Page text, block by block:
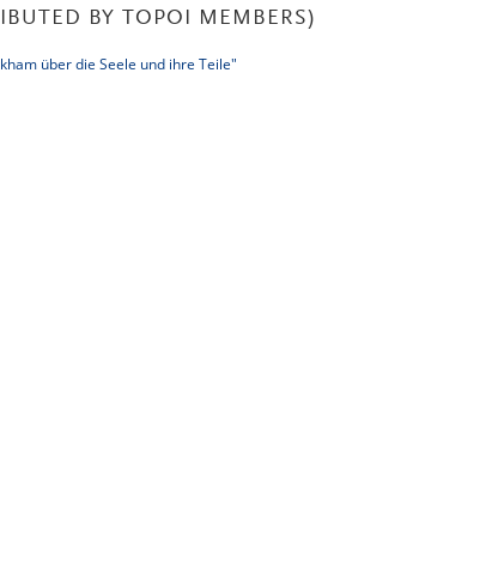
BY TOPOI MEMBERS)
über die Seele und ihre Teile"